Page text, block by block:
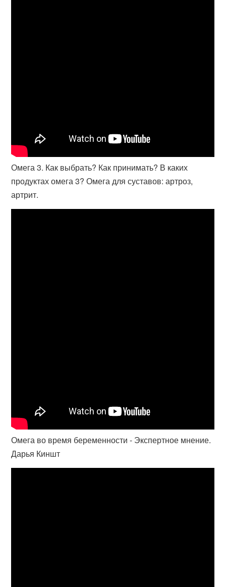
Омега 3. Как выбрать? Как принимать? В каких
продуктах омега 3? Омега для суставов: артроз,
артрит.
Омега во время беременности - Экспертное мнение.
Дарья Киншт